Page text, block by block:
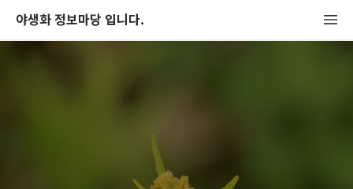
야생화 정보마당 입니다.